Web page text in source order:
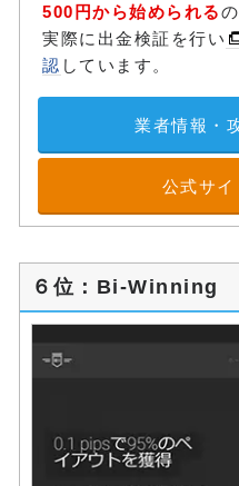
500円から始められる
実際に出金検証を行い
認 しています。
業者情報・
公式サイ
６位：Bi-Winning